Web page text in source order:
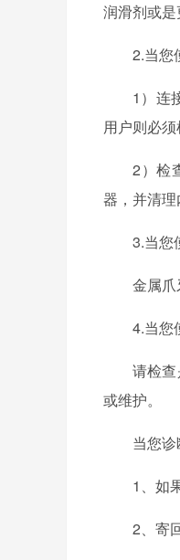
润滑剂或是
2.当您
1）连
用户则必须
2）检
器，并清理
3.当您
金属爪
4.当您
请检
或维护。
当您
1、如
2、寄